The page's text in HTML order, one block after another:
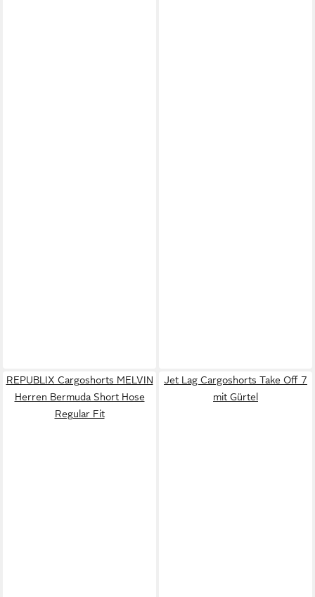
REPUBLIX Cargoshorts MELVIN
Herren Bermuda Short Hose
Regular Fit
Jet Lag Cargoshorts Take Off 7
mit Gürtel